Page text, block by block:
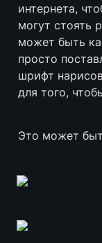
интернета,
могут стоять
может быть
просто
шрифт
для того,
Это может